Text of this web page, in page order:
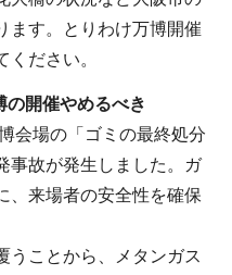
ます。とりわけ万博開催
ださい。
の開催やめるべき
会場の「ゴミの最終処分
事故が発生しました。ガ
、来場者の安全性を確保
ことから、メタンガス